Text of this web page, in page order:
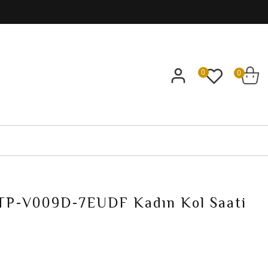
0 0
V009D-7EUDF Kadın Kol Saati